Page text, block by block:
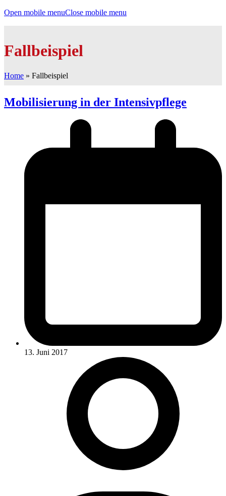
Open mobile menuClose mobile menu
Fallbeispiel
Home » Fallbeispiel
Mobilisierung in der Intensivpflege
13. Juni 2017